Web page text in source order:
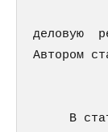
деловую
Автором
В